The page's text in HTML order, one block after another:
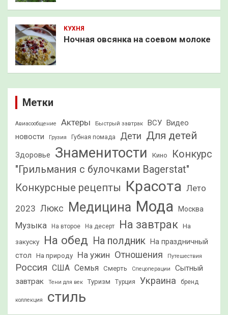
КУХНЯ
Ночная овсянка на соевом молоке
Метки
Авиасообщение Актеры Быстрый завтрак ВСУ
Видео
новости
Грузия Губная помада Дети Для детей
Здоровье Знаменитости Кино
Конкурс
"Грильмания с булочками Bagerstat"
Конкурсные рецепты Красота Лето
2023 Люкс Медицина Мода Москва
Музыка На второе На десерт На завтрак На
закуску На обед На полдник
На праздничный
стол
На природу На ужин Отношения Путешествия
Россия США Семья Смерть Спецоперации
Сытный
завтрак
Тени для век Туризм Турция Украина бренд
коллекция стиль